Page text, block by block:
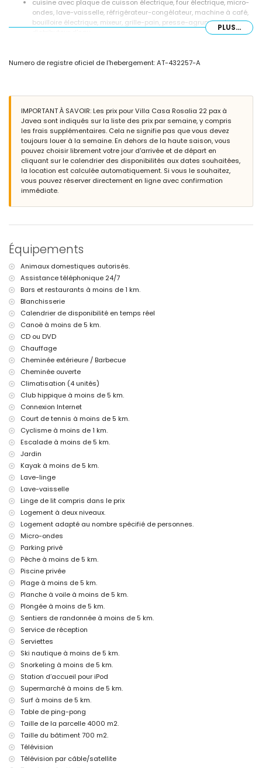
cuisine avec plaque de cuisson électrique, four électrique, micro-
ondes, lave-vaisselle, réfrigérateur-congélateur, machine à café,
bouilloire électrique, mixeur, grille-pain, presse-agrumes et
3 chambres climatisées, chacune avec lit queen size (mesurant
ventilateur et salle de bains attenante
ventilateur
chambre climatisée avec lit queen size (mesurant 200 par 160
cm)
2 chambres, chacune avec 2 lits simples (mesurant 200 par 90
cm) et ventilateur
salle de bains attenante avec double vasque, douche et toilette
3 salles de bains attenantes, chacune avec vasque simple,
douche et toilette
2 salles de bains, chacune avec vasque simple, baignoire/douche
salle de séjour avec télévision et lecteur de DVD
cuisine avec plaque de cuisson électrique, four électrique, micro-
ondes, lave-vaisselle, réfrigérateur-congélateur, machine à café,
bouilloire électrique, mixeur, grille-pain et presse-agrumes
chambre avec lit queen size (mesurant 200 par 160 cm) et
chambre avec 4 lits simples (mesurant 200 par 90 cm)
salle de bains avec vasque simple, douche et toilette
balcon
Extérieur de cette villa de luxe
grande parcelle close
piscine privée mesurant 10 m x 5 m et 2 m de profondeur
magnifique jardin avec pelouse, gravier, arbres et mobilier de
jardin avec chaises longues
4 terrasses, dont 2 sont couvertes
barbecue
douche extérieure
coin salon extérieur et coin repas extérieur
3 places de parking couvertes privées et 10 places de parking
Informations supplémentaires
village le plus proche : Javea (à moins de 5 kilomètres de la villa)
plage la plus proche : El Arenal, Javea (à moins de 5 kilomètres de
la villa)
port le plus proche : Puerto Aduanas del Mar, Javea (à moins de 5
kilomètres de la villa)
parc le plus proche : Montgo, Javea (à moins de 5 kilomètres de la
villa)
aéroport le plus proche : Alicante (à moins de 100 kilomètres de la
villa)
deuxième aéroport le plus proche : Valence (> 100 kilomètres)
animaux de compagnie acceptés
L'hébergement est très adapté pour les familles avec enfants
Équipements et services inclus dans le prix de location de cette
villa de luxe
internet (WiFi)
fer et planche à repasser
linge de lit et serviettes
service de réception et service d'urgence 24 heures sur 24
terrain de padel et terrain de football
chauffage central et climatisation
Équipements et services en supplément
service aéroport
service de blanchisserie
lit supplémentaire et lits/couvertures pour enfants (sur demande)
Activités de divertissement et de loisirs pour vos vacances à
PLUS...
Numero de registre oficiel de l'hebergement: AT-432257-A
IMPORTANT À SAVOIR: Les prix pour Villa Casa Rosalia 22 pax à
Javea sont indiqués sur la liste des prix par semaine, y compris
les frais supplémentaires. Cela ne signifie pas que vous devez
toujours louer à la semaine. En dehors de la haute saison, vous
pouvez choisir librement votre jour d'arrivée et de départ en
cliquant sur le calendrier des disponibilités aux dates souhaitées,
la location est calculée automatiquement. Si vous le souhaitez,
vous pouvez réserver directement en ligne avec confirmation
immédiate.
Équipements
Animaux domestiques autorisés.
Assistance téléphonique 24/7
Bars et restaurants à moins de 1 km.
Blanchisserie
Calendrier de disponibilité en temps réel
Canoë à moins de 5 km.
CD ou DVD
Chauffage
Cheminée extérieure / Barbecue
Cheminée ouverte
Climatisation (4 unités)
Club hippique à moins de 5 km.
Connexion Internet
Court de tennis à moins de 5 km.
Cyclisme à moins de 1 km.
Escalade à moins de 5 km.
Jardin
Kayak à moins de 5 km.
Lave-linge
Lave-vaisselle
Linge de lit compris dans le prix
Logement à deux niveaux.
Logement adapté au nombre spécifié de personnes.
Micro-ondes
Parking privé
Pêche à moins de 5 km.
Piscine privée
Plage à moins de 5 km.
Planche à voile à moins de 5 km.
Plongée à moins de 5 km.
Sentiers de randonnée à moins de 5 km.
Service de réception
Serviettes
Ski nautique à moins de 5 km.
Snorkeling à moins de 5 km.
Station d’accueil pour iPod
Supermarché à moins de 5 km.
Surf à moins de 5 km.
Table de ping-pong
Taille de la parcelle 4000 m2.
Taille du bâtiment 700 m2.
Télévision
Télévision par câble/satellite